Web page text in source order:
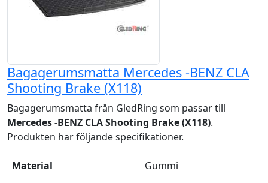
Bagagerumsmatta Mercedes -BENZ CLA
Shooting Brake (X118)
Bagagerumsmatta från GledRing som passar till
Mercedes -BENZ CLA Shooting Brake (X118).
Produkten har följande specifikationer.
Material
Gummi